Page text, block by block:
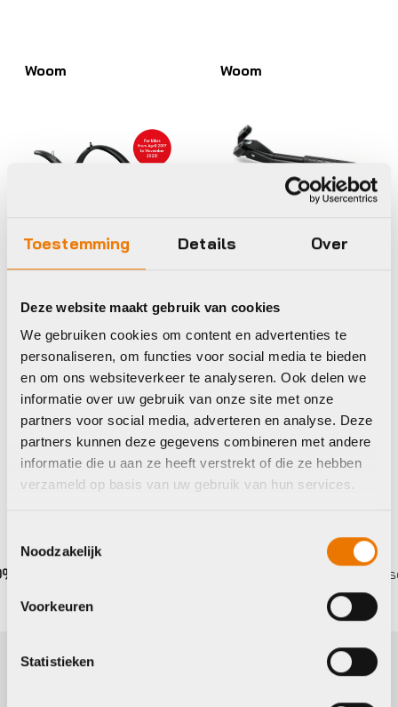
Toestemming Details Over
Deze website maakt gebruik van cookies
We gebruiken cookies om content en advertenties te
personaliseren, om functies voor social media te bieden
en om ons websiteverkeer te analyseren. Ook delen we
informatie over uw gebruik van onze site met onze
partners voor social media, adverteren en analyse. Deze
partners kunnen deze gegevens combineren met andere
informatie die u aan ze heeft verstrekt of die ze hebben
verzameld op basis van uw gebruik van hun services.
Noodzakelijk
Voorkeuren
Statistieken
Woom
Woom SNAP Click-
G) 4
Op voorraad in winkel
Woom
Standaarden
€17,95
Op voorraad in winkel
Eigen werkplaats met gecertificeerd